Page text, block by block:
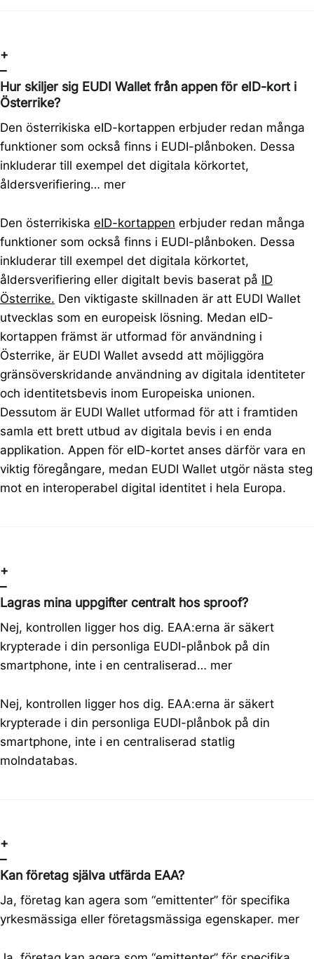
+
–
Hur skiljer sig EUDI Wallet från appen för eID-kort i
Österrike?
Den österrikiska eID-kortappen erbjuder redan många
funktioner som också finns i EUDI-plånboken. Dessa
inkluderar till exempel det digitala körkortet,
åldersverifiering… mer
Den österrikiska eID-kortappen erbjuder redan många
funktioner som också finns i EUDI-plånboken. Dessa
inkluderar till exempel det digitala körkortet,
åldersverifiering eller digitalt bevis baserat på ID
Österrike. Den viktigaste skillnaden är att EUDI Wallet
utvecklas som en europeisk lösning. Medan eID-
kortappen främst är utformad för användning i
Österrike, är EUDI Wallet avsedd att möjliggöra
gränsöverskridande användning av digitala identiteter
och identitetsbevis inom Europeiska unionen.
Dessutom är EUDI Wallet utformad för att i framtiden
samla ett brett utbud av digitala bevis i en enda
applikation. Appen för eID-kortet anses därför vara en
viktig föregångare, medan EUDI Wallet utgör nästa steg
mot en interoperabel digital identitet i hela Europa.
+
–
Lagras mina uppgifter centralt hos sproof?
Nej, kontrollen ligger hos dig. EAA:erna är säkert
krypterade i din personliga EUDI-plånbok på din
smartphone, inte i en centraliserad… mer
Nej, kontrollen ligger hos dig. EAA:erna är säkert
krypterade i din personliga EUDI-plånbok på din
smartphone, inte i en centraliserad statlig
molndatabas.
+
–
Kan företag själva utfärda EAA?
Ja, företag kan agera som “emittenter” för specifika
yrkesmässiga eller företagsmässiga egenskaper. mer